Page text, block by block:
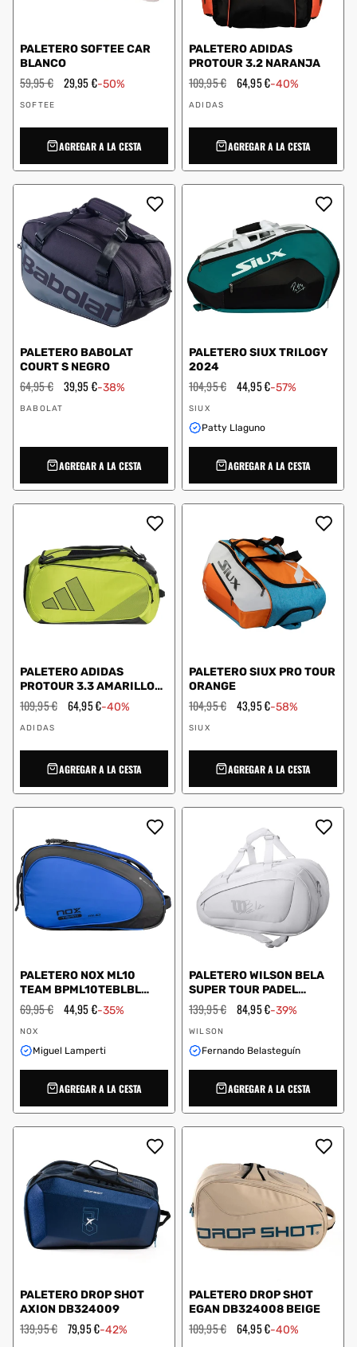
PALETERO SOFTEE CAR
BLANCO
Precio
habitual
59,95 € Precio
29,95 €-50%
Proveedor:
SOFTEE
AGREGAR A LA CESTA
PALETERO ADIDAS
PROTOUR 3.2 NARANJA
Precio
habitual
109,95 € Precio
64,95 €-40%
Proveedor:
ADIDAS
AGREGAR A LA CESTA
PALETERO BABOLAT
COURT S NEGRO
Precio
habitual
64,95 € Precio
39,95 €-38%
Proveedor:
BABOLAT
AGREGAR A LA CESTA
PALETERO SIUX TRILOGY
2024
Precio
habitual
104,95 € Precio
44,95 €-57%
Proveedor:
SIUX
Patty Llaguno
AGREGAR A LA CESTA
PALETERO ADIDAS
PROTOUR 3.3 AMARILLO
ADBG1PA4U0014
Precio
habitual
109,95 € Precio
64,95 €-40%
Proveedor:
ADIDAS
AGREGAR A LA CESTA
PALETERO SIUX PRO TOUR
ORANGE
Precio
habitual
104,95 € Precio
43,95 €-58%
Proveedor:
SIUX
AGREGAR A LA CESTA
PALETERO NOX ML10
TEAM BPML10TEBLBL
AZUL
Precio
habitual
69,95 € Precio
44,95 €-35%
Proveedor:
NOX
Miguel Lamperti
AGREGAR A LA CESTA
PALETERO WILSON BELA
SUPER TOUR PADEL
BLANCO
Precio
habitual
139,95 € Precio
de
84,95 €-39%
Proveedor:
WILSON
Fernando Belasteguín
AGREGAR A LA CESTA
PALETERO DROP SHOT
AXION DB324009
Precio
habitual
139,95 € Precio
de
79,95 €-42%
PALETERO DROP SHOT
EGAN DB324008 BEIGE
Precio
habitual
109,95 € Precio
64,95 €-40%